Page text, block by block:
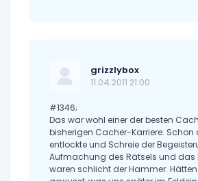
grizzlybox
11.04.2011 21:00
#1346;
Das war wohl einer der besten
bisherigen Cacher-Karriere. Schon
entlockte und Schreie der
Aufmachung des Rätsels und das
waren schlicht der Hammer.